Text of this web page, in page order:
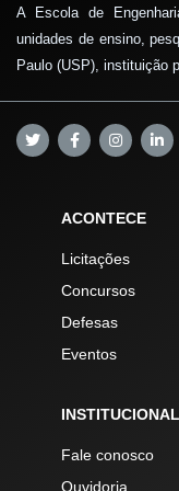
A Escola de
unidades de ensino,
Paulo (USP), instituição
ACONTECE
Licitações
Concursos
Defesas
Eventos
INSTITUCIONAL
Fale conosco
Ouvidoria